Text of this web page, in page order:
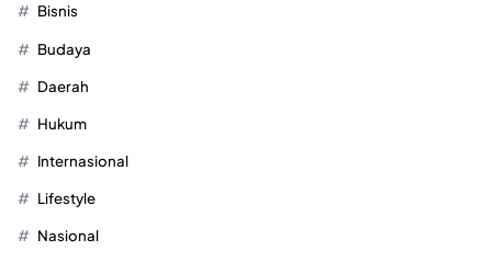
Bisnis
Budaya
Daerah
Hukum
Internasional
Lifestyle
Nasional